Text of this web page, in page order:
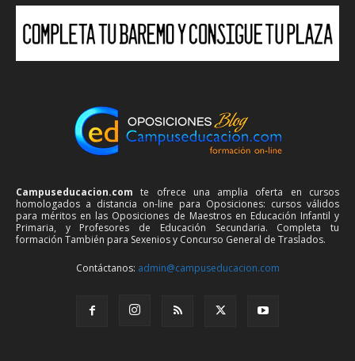
Campuseducacion.com te ofrece una amplia oferta en cursos
homologados a distancia on-line para Oposiciones: cursos válidos
para méritos en las Oposiciones de Maestros en Educación Infantil y
Primaria, y Profesores de Educación Secundaria. Completa tu
formación También para Sexenios y Concurso General de Traslados.
Contáctanos: admin@campuseducacion.com